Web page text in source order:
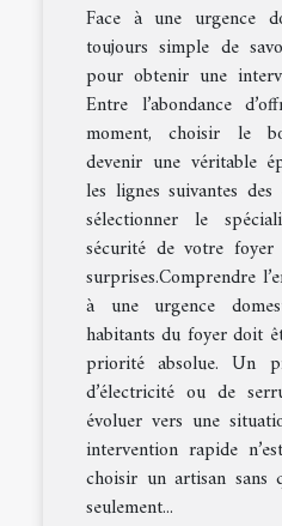
Face à une urgence
toujours simple de
pour obtenir une
Entre l’abondance
moment, choisir le
devenir une véritable
les lignes suivantes
sélectionner le
sécurité de votre foyer
surprises.Comprendre
à une urgence
habitants du foyer doit
priorité absolue. Un
d’électricité ou de
évoluer vers une
intervention rapide
choisir un artisan sans
seulement...